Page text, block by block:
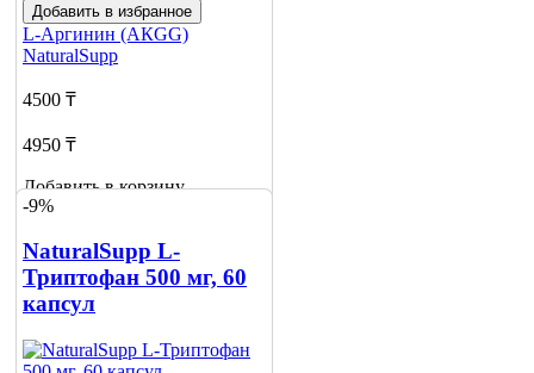
Добавить в избранное
L-Аргинин (АКGG)
NaturalSupp
4500 ₸
4950 ₸
Добавить в корзину
4
-9%
NaturalSupp L-
Триптофан 500 мг, 60
капсул